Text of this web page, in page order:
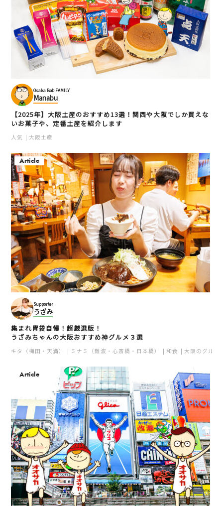
Osaka Bob FAMILY
Manabu
【2025年】大阪土産のおすすめ13選！関西や大阪でしか買えな
いお菓子や、定番土産を紹介します
人気 大阪土産
Article
Supporter
うざみ
集まれ胃袋自慢！超厳選版！
うざみちゃんの大阪おすすめ神グルメ３選
キタ（梅田・天満） ミナミ（難波・心斎橋・日本橋） 和食 大阪のグルメ
Article